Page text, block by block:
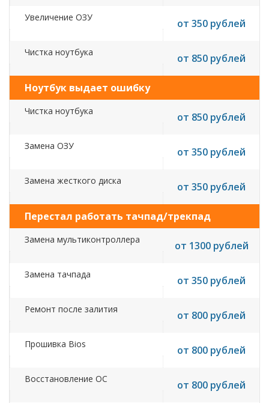
Увеличение ОЗУ от 350 рублей
Чистка ноутбука от 850 рублей
Ноутбук выдает ошибку
Чистка ноутбука от 850 рублей
Замена ОЗУ от 350 рублей
Замена жесткого диска от 350 рублей
Перестал работать тачпад/трекпад
Замена мультиконтроллера от 1300 рублей
Замена тачпада от 350 рублей
Ремонт после залития от 800 рублей
Прошивка Bios от 800 рублей
Восстановление ОС от 800 рублей